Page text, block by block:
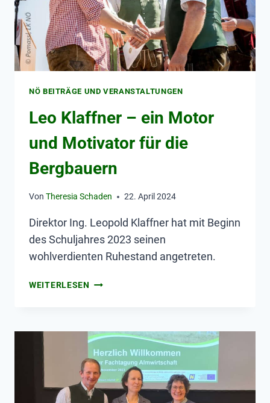
NÖ BEITRÄGE UND VERANSTALTUNGEN
Leo Klaffner – ein Motor
und Motivator für die
Bergbauern
Von Theresia Schaden 22. April 2024
Direktor Ing. Leopold Klaffner hat mit Beginn
des Schuljahres 2023 seinen
wohlverdienten Ruhestand angetreten.
WEITERLESEN